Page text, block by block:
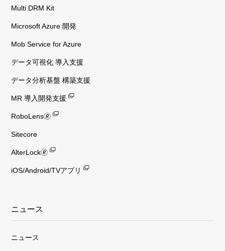
Multi DRM Kit
Microsoft Azure 開発
Mob Service for Azure
データ可視化 導入支援
データ分析基盤 構築支援
MR 導入開発支援
RoboLens🄬
Sitecore
AlterLock🄬
iOS/Android/TVアプリ
ニュース
ニュース